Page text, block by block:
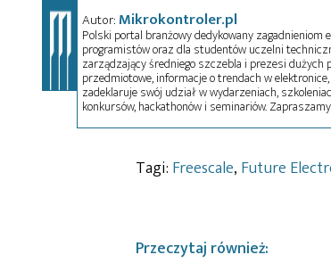
Autor:Mikrokontroler.pl
Polski portal branżowy dedykowany
programistów oraz dla studentów uczelni
zarządzający średniego szczebla i prezesi
przedmiotowe, informacje o trendach w
zadeklaruje swój udział w wydarzeniach,
konkursów, hackathonów i seminariów.
Tagi: Freescale, Future
Przeczytaj również: